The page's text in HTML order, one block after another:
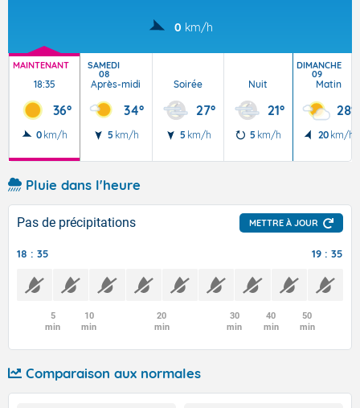
0 km/h
MAINTENANT
18:35
36°
0 km/h
SAMEDI
08
Après-midi
34°
5 km/h
Soirée
27°
5 km/h
Nuit
21°
5 km/h
DIMANCHE
09
Matin
28°
20 km/h
Pluie dans l'heure
Pas de précipitations METTRE À JOUR
18 : 35 19 : 35
5
min
10
min
20
min
30
min
40
min
50
min
Comparaison aux normales